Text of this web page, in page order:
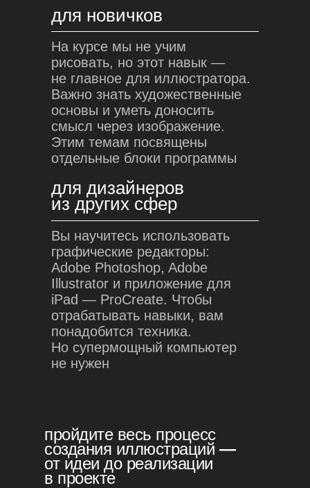
На курсе мы не учим
рисовать, но этот навык —
не главное для иллюстратора.
Важно знать художественные
основы и уметь доносить
смысл через изображение.
Этим темам посвящены
отдельные блоки программы
для новичков
для дизайнеров
из других сфер
Вы научитесь использовать
графические редакторы:
Adobe Photoshop, Adobe
Illustrator и приложение для
iPad — ProCreate. Чтобы
отрабатывать навыки, вам
понадобится техника.
Но супермощный компьютер
не нужен
пройдите весь процесс
создания иллюстраций —
от идеи до реализации
в проекте